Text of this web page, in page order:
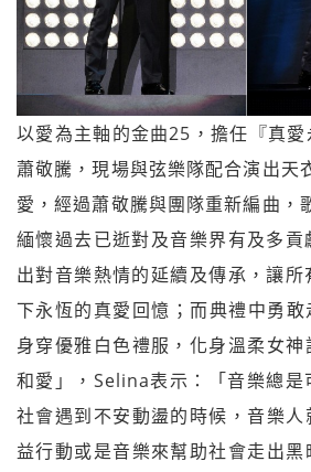
以愛為主軸的金曲25，擔任『真
蕭敬騰，現場與弦樂隊配合演出天
愛，經過蕭敬騰與團隊重新編曲，
緬懷過去已逝對及音樂界有及多貢
出對音樂熱情的延續及傳承，讓所
下永恆的真愛回憶；而典禮中勇
身穿優雅白色禮服，化身溫柔女
和愛」，Selina表示：「音樂總是
社會遇到不安動盪的時候，音樂
益行動或是音樂來幫助社會走出